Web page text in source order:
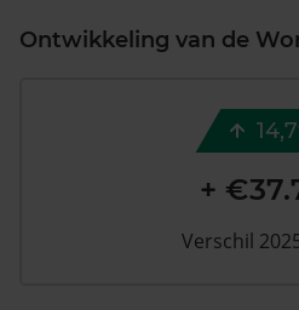
Ontwikkeling van de
+
Verschil